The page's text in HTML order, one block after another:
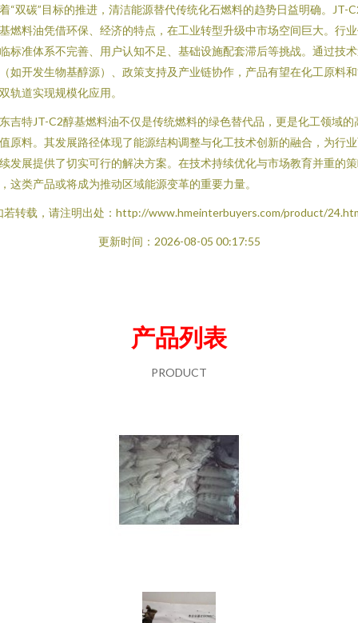
“双碳”目标的推进，清洁能源替代传统化石燃料的趋势日益明确。JT-
燃料油凭借环保、经济的特点，在工业转型升级中市场空间巨大。行
标准体系不完善、用户认知不足、基础设施配套滞后等挑战。通过技
如开发生物基醇源）、政策支持及产业链协作，产品有望在化工原料
轨道实现规模化应用。
吉特JT-C2醇基燃料油不仅是传统燃料的绿色替代品，更是化工领域的
原料。其发展路径体现了能源结构调整与化工技术创新的融合，为行
发展提供了切实可行的解决方案。在技术持续优化与市场教育并重的
这类产品或将成为推动区域能源变革的重要力量。
若转载，请注明出处：http://www.hmeinterbuyers.com/product/
更新时间：2026-08-05 00:17:55
产品列表
PRODUCT